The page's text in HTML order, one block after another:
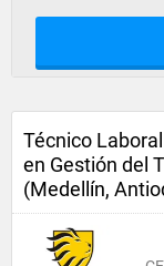
Técnico
en Gestión del
(Medellín,